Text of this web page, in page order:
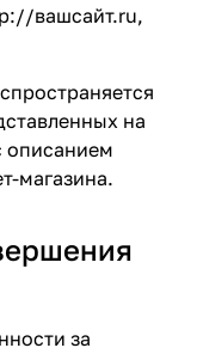
вашсайт.ru,
на
описанием
магазина.
за